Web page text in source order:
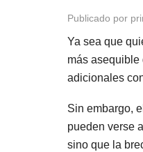
Publicado por
Ya sea que
más asequible
adicionales
Sin embargo,
pueden verse
sino que la